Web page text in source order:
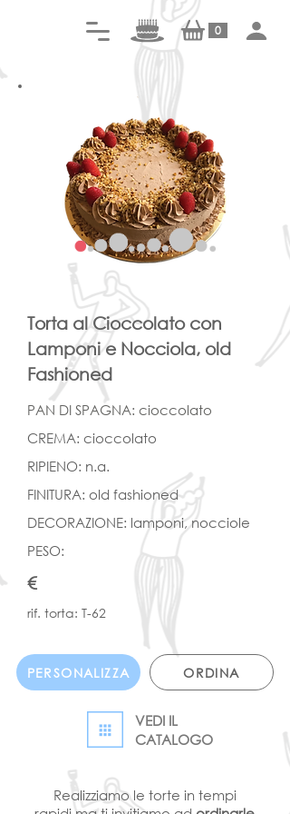
0
Realizziamo le torte in tempi
Torta al Cioccolato con
Lamponi e Nocciola, old
Fashioned
PAN DI SPAGNA: cioccolato
CREMA: cioccolato
RIPIENO: n.a.
FINITURA: old fashioned
DECORAZIONE: lamponi, nocciole
PESO:
€
rif. torta: T-62
PERSONALIZZA ORDINA
VEDI IL
CATALOGO